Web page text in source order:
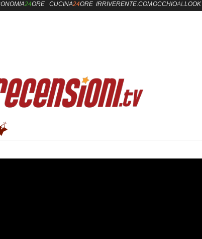
24ORE CUCINA24ORE IRRIVERENTE.COMOCCHIOALLOOK